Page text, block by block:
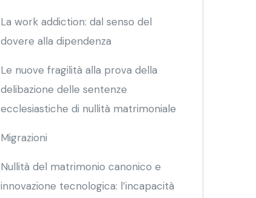
La work addiction: dal senso del
dovere alla dipendenza
Le nuove fragilità alla prova della
delibazione delle sentenze
ecclesiastiche di nullità matrimoniale
Migrazioni
Nullità del matrimonio canonico e
innovazione tecnologica: l’incapacità